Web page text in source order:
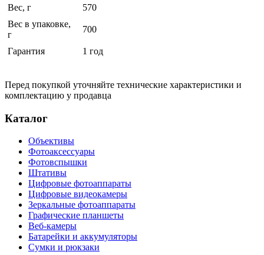
Вес, г
570
Вес в упаковке,
г
700
Гарантия 1 год
Перед покупкой уточняйте технические характеристики и
комплектацию у продавца
Каталог
Объективы
Фотоаксессуары
Фотовспышки
Штативы
Цифровые фотоаппараты
Цифровые видеокамеры
Зеркальные фотоаппараты
Графические планшеты
Веб-камеры
Батарейки и аккумуляторы
Сумки и рюкзаки